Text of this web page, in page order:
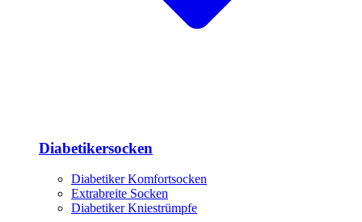
Diabetikersocken
Diabetiker Komfortsocken
Extrabreite Socken
Diabetiker Kniestrümpfe